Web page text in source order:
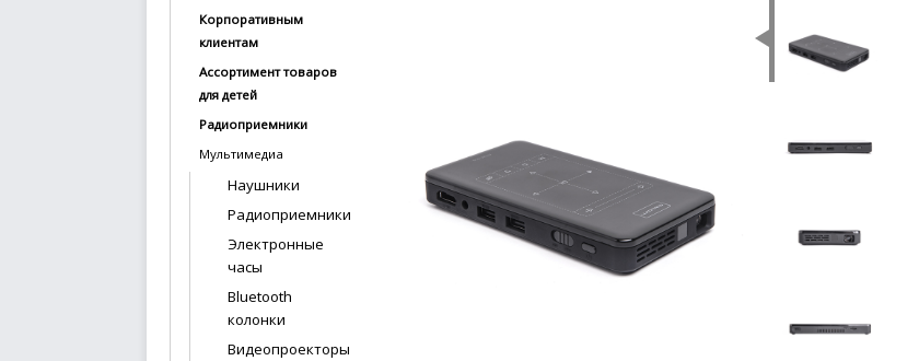
Корпоративным
клиентам
Ассортимент товаров
для детей
Радиоприемники
Мультимедиа
Наушники
Радиоприемники
Электронные
часы
Bluetooth
колонки
Видеопроекторы